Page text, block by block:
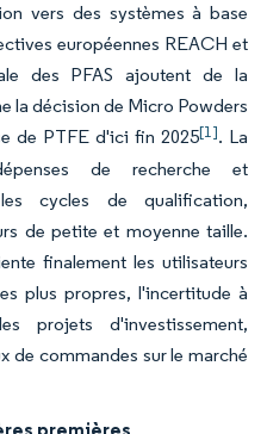
vers des systèmes à base
européennes REACH et
des PFAS ajoutent de la
la décision de Micro Powders
de PTFE d'ici fin 2025[1]. La
de recherche et
cycles de qualification,
de petite et moyenne taille.
finalement les utilisateurs
plus propres, l'incertitude à
projets d'investissement,
de commandes sur le marché
premières